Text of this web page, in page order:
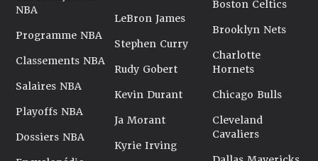
NBA
Programme NBA
Classements NBA
Salaires NBA
Playoffs NBA
Dossiers NBA
LeBron James
Stephen Curry
Rudy Gobert
Kevin Durant
Ja Morant
Kyrie Irving
Boston Celtics
Brooklyn Nets
Charlotte
Hornets
Chicago Bulls
Cleveland
Cavaliers